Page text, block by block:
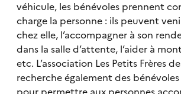
véhicule, les bénévoles prennent
charge la personne : ils peuvent
chez elle, l’accompagner à son
dans la salle d’attente, l’aider à
etc. L’association Les Petits Frères
recherche également des